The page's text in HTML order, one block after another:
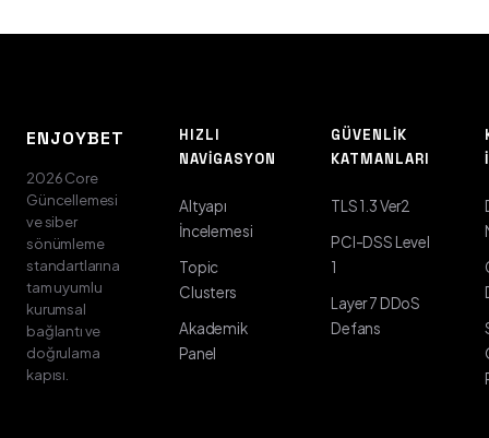
ENJOYBET
2026 Core
Güncellemesi
ve siber
sönümleme
standartlarına
tam uyumlu
kurumsal
bağlantı ve
doğrulama
kapısı.
HIZLI
NAVIGASYON
Altyapı
İncelemesi
Topic
Clusters
Akademik
Panel
GÜVENLIK
KATMANLARI
TLS 1.3 Ver2
PCI-DSS Level
1
Layer 7 DDoS
Defans